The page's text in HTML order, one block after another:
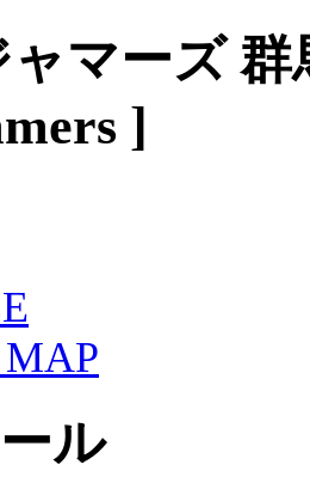
マーズ
]
MAP
ル